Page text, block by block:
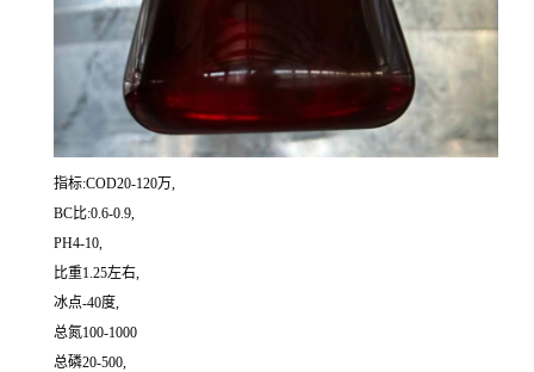
指标:COD20-120万,
BC比:0.6-0.9,
PH4-10,
比重1.25左右,
冰点-40度,
总氮100-1000
总磷20-500,